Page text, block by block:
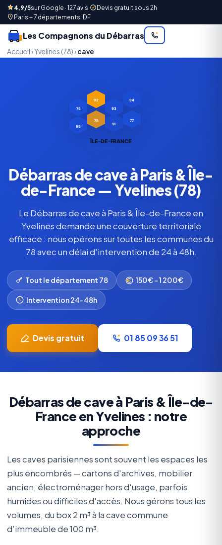
4,9/5sur Google · 127 avis· Devis gratuit sous 2h·
Paris + 7 départements IDF
Les Compagnons du Débarras
Accueil›Yvelines (78)› cave
75
92
93
94
95
78
91
77
ÎLE-DE-FRANCE
Débarras de cave à Paris & Île-
de-France — Yvelines (78)
Le Débarras de cave à Paris & Île-de-France en
Yvelines demande une couverture territoriale
efficace : nous opérons sur toutes les communes du
78 avec un délai d'intervention de 24 à 48h.
Tout le département 78 150€ – 1 200€
Intervention 24-48h
Devis gratuit 01 85 09 36 51
Débarras de cave à Paris & Île-de-
France en Yvelines : notre
approche
Les caves parisiennes sont souvent les espaces les
plus encombrés — cartons d'archives, mobilier
ancien, électroménager hors d'usage, parfois
humides ou difficiles d'accès. Nous gérons tous les
volumes, du box 2 m³ à la cave commune
d'immeuble de 100 m³.